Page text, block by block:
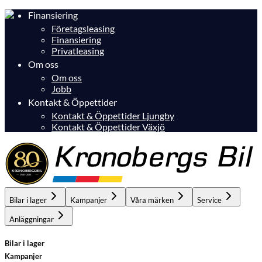
Finansiering
Företagsleasing
Finansiering
Privatleasing
Om oss
Om oss
Jobb
Kontakt & Öppettider
Kontakt & Öppettider Ljungby
Kontakt & Öppettider Växjö
Bilar i lager Kampanjer Våra märken Service
Anläggningar
Bilar i lager
Kampanjer